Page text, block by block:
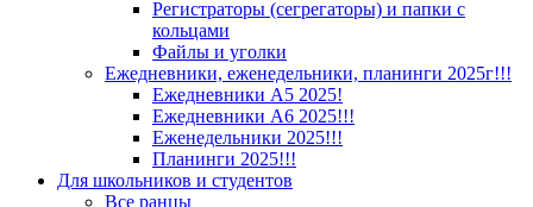
Регистраторы (сегрегаторы) и папки с
кольцами
Файлы и уголки
Ежедневники, еженедельники, планинги 2025г!!!
Ежедневники А5 2025!
Ежедневники А6 2025!!!
Еженедельники 2025!!!
Планинги 2025!!!
Для школьников и студентов
Все ранцы